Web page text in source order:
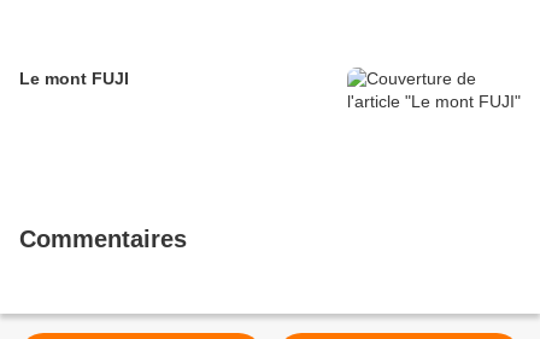
Le mont FUJI
Commentaires